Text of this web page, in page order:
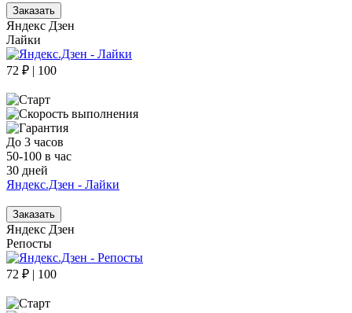
Заказать
Яндекс Дзен
Лайки
72 ₽ | 100
До 3 часов
50-100 в час
30 дней
Яндекс.Дзен - Лайки
Заказать
Яндекс Дзен
Репосты
72 ₽ | 100